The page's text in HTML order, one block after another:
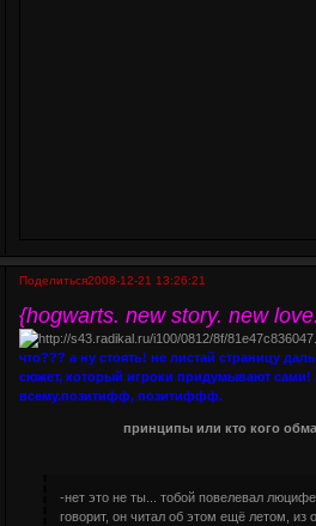
Поделиться2008-12-21 13:26:21
{hogwarts. new story. new
что??? а ну стоять! не листай страницу
сюжет, который игроки придумывают сами!
всему.позитифф, позитиффф.
принципы или кто кого
-нет это не ты... тобой повелевал
говорит, он читал об этом ещё летом, из